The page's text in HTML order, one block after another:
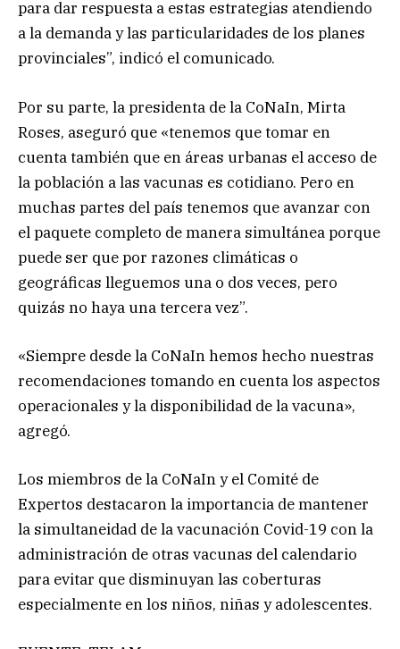
para dar respuesta a estas estrategias atendiendo
a la demanda y las particularidades de los planes
provinciales”, indicó el comunicado.
Por su parte, la presidenta de la CoNaIn, Mirta
Roses, aseguró que «tenemos que tomar en
cuenta también que en áreas urbanas el acceso de
la población a las vacunas es cotidiano. Pero en
muchas partes del país tenemos que avanzar con
el paquete completo de manera simultánea porque
puede ser que por razones climáticas o
geográficas lleguemos una o dos veces, pero
quizás no haya una tercera vez”.
«Siempre desde la CoNaIn hemos hecho nuestras
recomendaciones tomando en cuenta los aspectos
operacionales y la disponibilidad de la vacuna»,
agregó.
Los miembros de la CoNaIn y el Comité de
Expertos destacaron la importancia de mantener
la simultaneidad de la vacunación Covid-19 con la
administración de otras vacunas del calendario
para evitar que disminuyan las coberturas
especialmente en los niños, niñas y adolescentes.